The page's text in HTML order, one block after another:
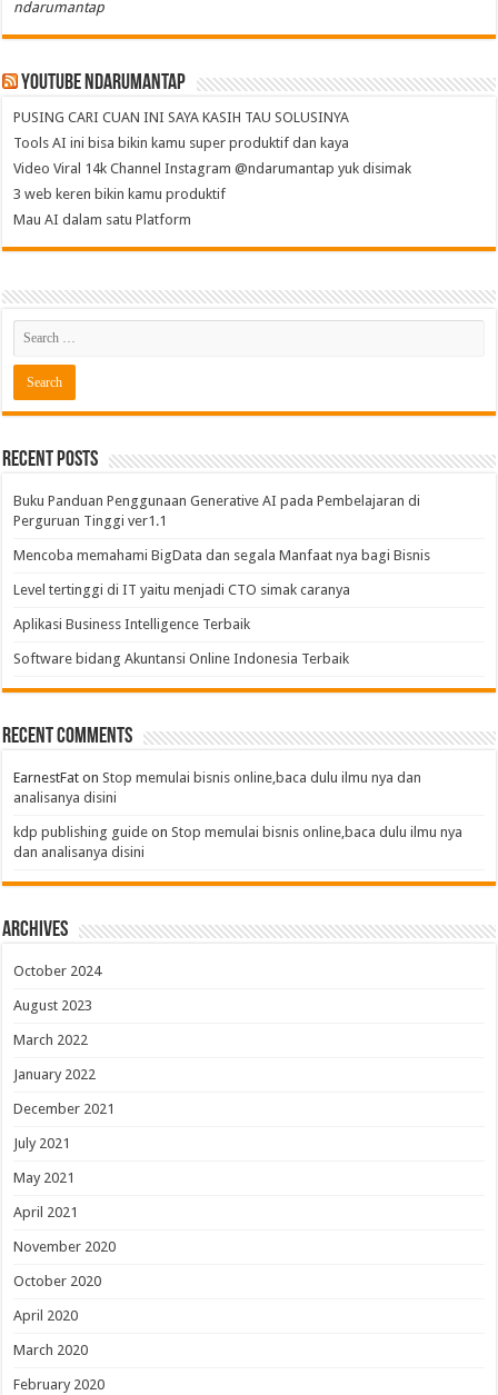
ndarumantap
Youtube NdaruMantap
PUSING CARI CUAN INI SAYA KASIH TAU SOLUSINYA
Tools AI ini bisa bikin kamu super produktif dan kaya
Video Viral 14k Channel Instagram @ndarumantap yuk disimak
3 web keren bikin kamu produktif
Mau AI dalam satu Platform
Recent Posts
Buku Panduan Penggunaan Generative AI pada Pembelajaran di
Perguruan Tinggi ver1.1
Mencoba memahami BigData dan segala Manfaat nya bagi Bisnis
Level tertinggi di IT yaitu menjadi CTO simak caranya
Aplikasi Business Intelligence Terbaik
Software bidang Akuntansi Online Indonesia Terbaik
Recent Comments
EarnestFat onStop memulai bisnis online,baca dulu ilmu nya dan
analisanya disini
kdp publishing guide onStop memulai bisnis online,baca dulu ilmu nya
dan analisanya disini
Archives
October 2024
August 2023
March 2022
January 2022
December 2021
July 2021
May 2021
April 2021
November 2020
October 2020
April 2020
March 2020
February 2020